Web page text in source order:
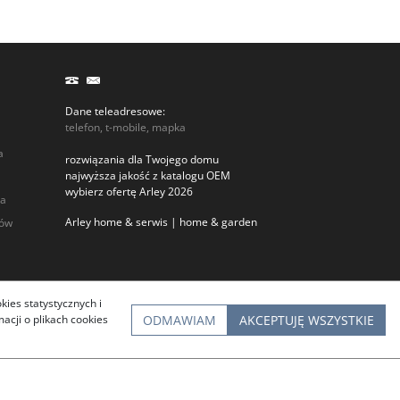
Dane teleadresowe:
telefon, t-mobile, mapka
rozwiązania dla Twojego domu
najwyższa jakość z katalogu OEM
wybierz ofertę Arley 2026
Arley home & serwis | home & garden
InfoSerwis oprogramowanie sklepu BestSeller
statystycznych i
o plikach cookies
ODMAWIAM AKCEPTUJĘ WSZYSTKIE